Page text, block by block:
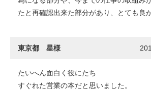
たと再確認出来た部分があり、とても良
東京都 星様
たいへん面白く役にたち
すぐれた営業の本だと思いました。